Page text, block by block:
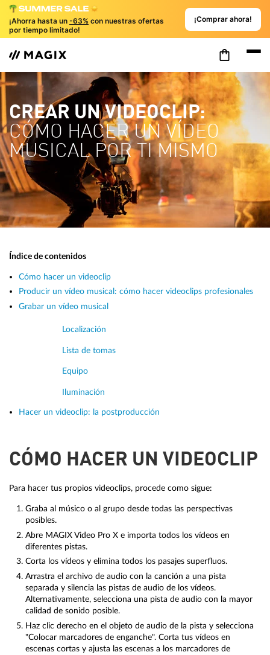
¡Ahorra hasta un -63% con nuestras ofertas
por tiempo limitado!
¡Comprar ahora!
CREAR UN VIDEOCLIP:
CÓMO HACER UN VÍDEO
MUSICAL POR TI MISMO
Índice de contenidos
Cómo hacer un videoclip
Producir un vídeo musical: cómo hacer videoclips profesionales
Grabar un vídeo musical
Localización
Lista de tomas
Equipo
Iluminación
Hacer un videoclip: la postproducción
CÓMO HACER UN VIDEOCLIP
Para hacer tus propios videoclips, procede como sigue:
Graba al músico o al grupo desde todas las perspectivas
posibles.
Abre MAGIX Video Pro X e importa todos los vídeos en
diferentes pistas.
Corta los vídeos y elimina todos los pasajes superfluos.
Arrastra el archivo de audio con la canción a una pista
separada y silencia las pistas de audio de los vídeos.
Alternativamente, selecciona una pista de audio con la mayor
calidad de sonido posible.
Haz clic derecho en el objeto de audio de la pista y selecciona
"Colocar marcadores de enganche". Corta tus vídeos en
escenas cortas y ajusta las escenas a los marcadores de